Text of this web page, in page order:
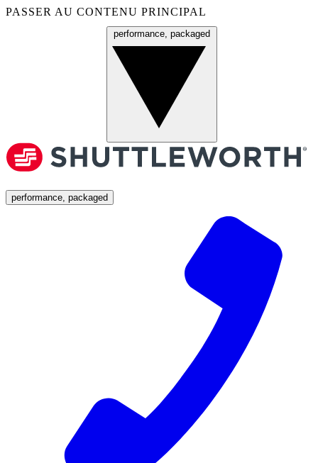
PASSER AU CONTENU PRINCIPAL
performance, packaged
performance, packaged